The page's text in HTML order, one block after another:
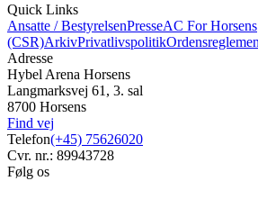
Quick Links
Ansatte / BestyrelsenPresseAC For Horsens
(CSR)ArkivPrivatlivspolitik
Adresse
Hybel Arena Horsens
Langmarksvej 61, 3. sal
8700 Horsens
Find vej
Telefon(+45) 75626020
Cvr. nr.: 89943728
Følg os